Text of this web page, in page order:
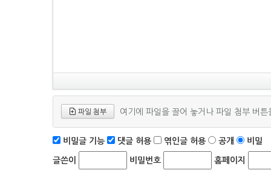
파일 첨부 여기에 파일을 끌어 놓거나 파일 첨부 버튼
비밀글 기능 댓글 허용 엮인글 허용 공개
비밀
글쓴이
비밀번호 홈페이지